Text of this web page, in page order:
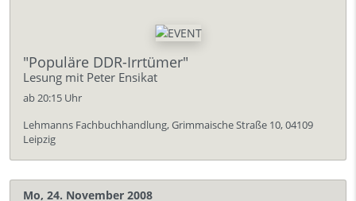
"Populäre DDR-Irrtümer"
Lesung mit Peter Ensikat
ab 20:15 Uhr
Lehmanns Fachbuchhandlung, Grimmaische Straße 10, 04109
Leipzig
Mo, 24. November 2008